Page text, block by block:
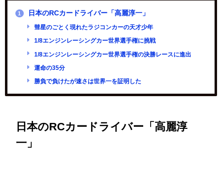
1 日本のRCカードライバー「高麗淳一」
彗星のごとく現れたラジコンカーの天才少年
1/8エンジンレーシングカー世界選手権に挑戦
1/8エンジンレーシングカー世界選手権の決勝レースに進出
運命の35分
勝負で負けたが速さは世界一を証明した
日本のRCカードライバー「高麗淳
一」